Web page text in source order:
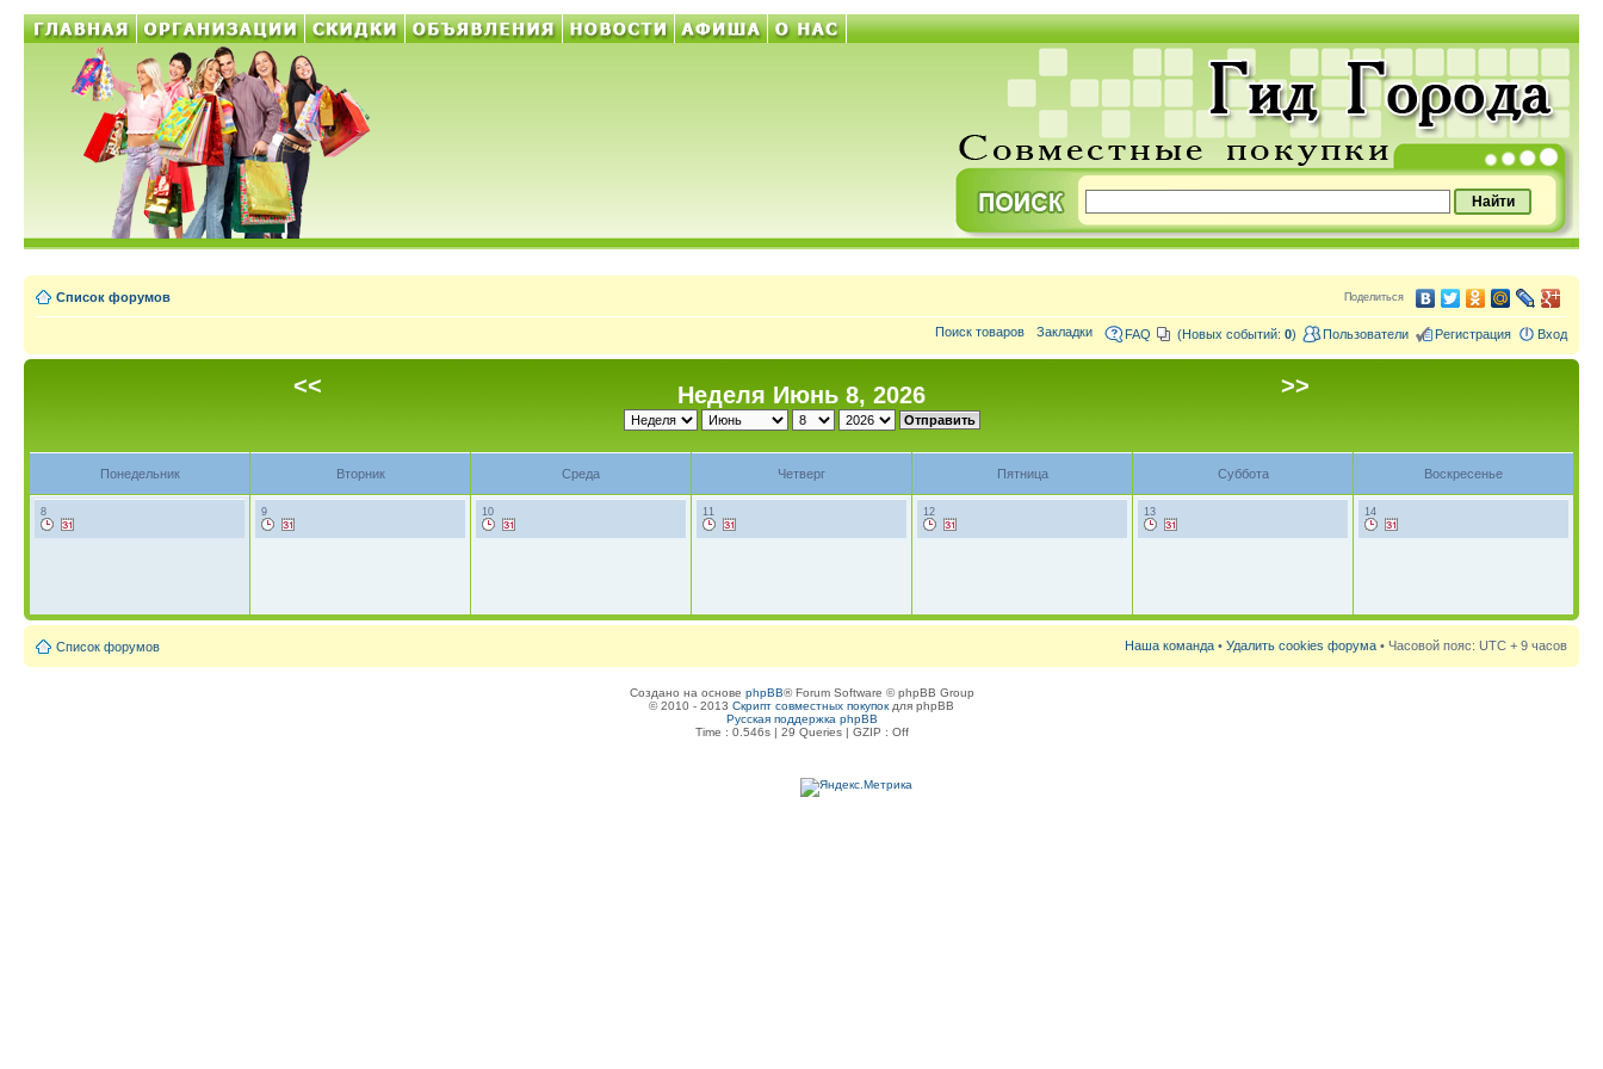
Список форумов Поделиться
FAQ (Новых событий: 0) Пользователи Регистрация Вход
Поиск товаров Закладки
<< Неделя Июнь 8, 2026 >>
Понедельник Вторник Среда Четверг Пятница Суббота Воскресенье
8 9 10 11 12 13 14
Список форумов Наша команда • Удалить cookies форума • Часовой пояс: UTC + 9 часов
Создано на основе phpBB® Forum Software © phpBB Group
© 2010 - 2013 Скрипт совместных покупок для phpBB
Русская поддержка phpBB
Time : 0.546s | 29 Queries | GZIP : Off